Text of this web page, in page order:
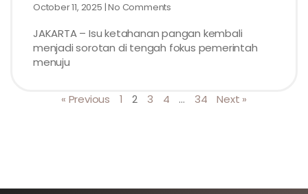
October 11, 2025 No Comments
JAKARTA – Isu ketahanan pangan kembali
menjadi sorotan di tengah fokus pemerintah
menuju
« Previous 1 2 3 4 … 34 Next »